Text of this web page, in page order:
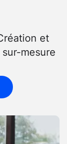
et
mesure